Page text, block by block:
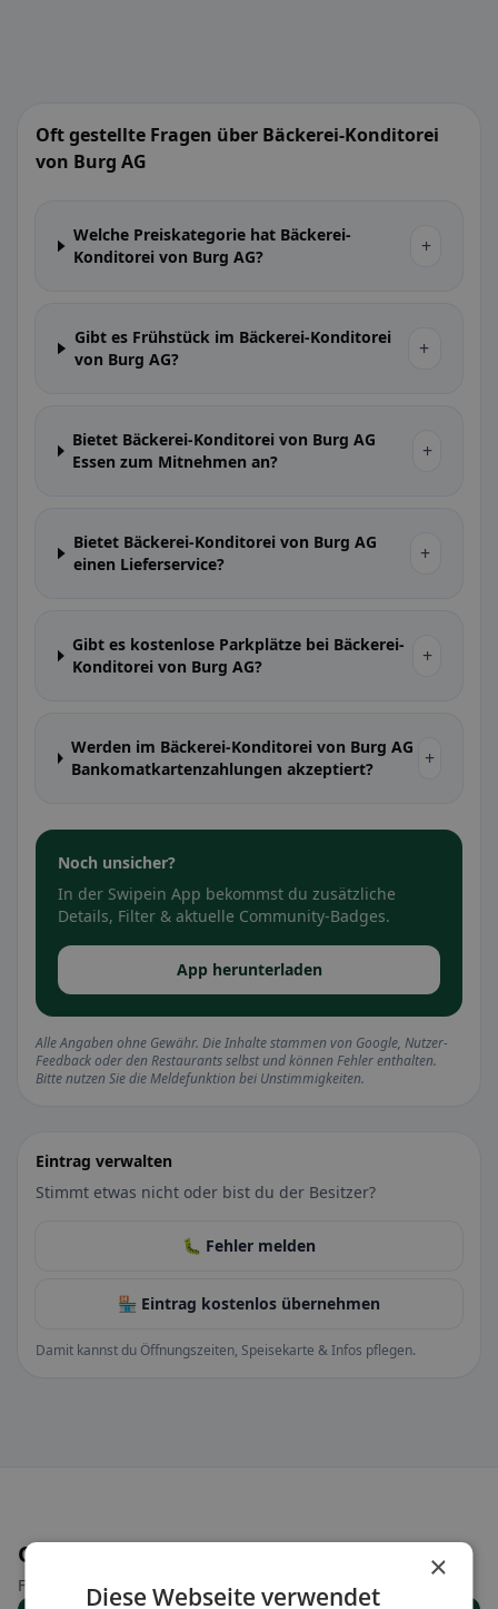
Oft gestellte Fragen über Bäckerei-Konditorei
von Burg AG
Welche Preiskategorie hat Bäckerei-
Konditorei von Burg AG?
+
Gibt es Frühstück im Bäckerei-Konditorei
von Burg AG?
+
Bietet Bäckerei-Konditorei von Burg AG
Essen zum Mitnehmen an?
+
Bietet Bäckerei-Konditorei von Burg AG
einen Lieferservice?
+
Gibt es kostenlose Parkplätze bei Bäckerei-
Konditorei von Burg AG?
+
Werden im Bäckerei-Konditorei von Burg AG
Bankomatkartenzahlungen akzeptiert?
+
Noch unsicher?
In der Swipein App bekommst du zusätzliche
Details, Filter & aktuelle Community-Badges.
App herunterladen
Alle Angaben ohne Gewähr. Die Inhalte stammen von Google, Nutzer-
Feedback oder den Restaurants selbst und können Fehler enthalten.
Bitte nutzen Sie die Meldefunktion bei Unstimmigkeiten.
Eintrag verwalten
Stimmt etwas nicht oder bist du der Besitzer?
🐛 Fehler melden
🏪 Eintrag kostenlos übernehmen
Damit kannst du Öffnungszeiten, Speisekarte & Infos pflegen.
Orte in der Nähe
Finde den passenden Ort für deine Restaurantsuche.
×
Diese Webseite verwendet